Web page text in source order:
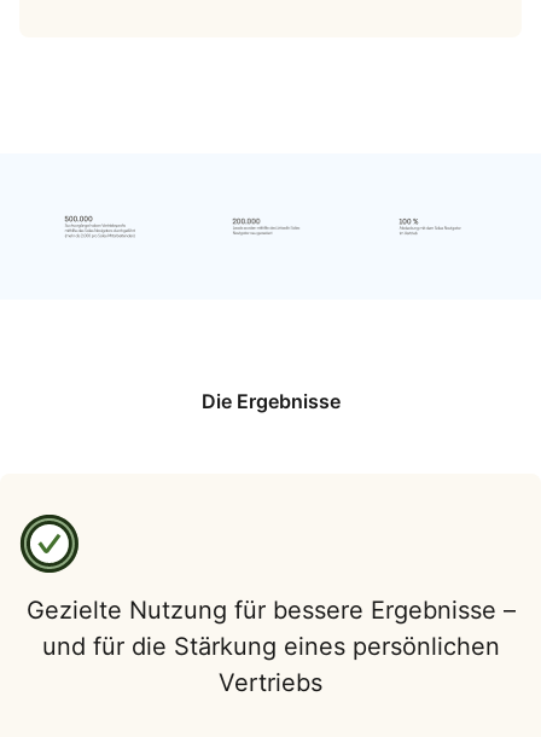
Die Ergebnisse
Gezielte Nutzung für bessere Ergebnisse –
und für die Stärkung eines persönlichen
Vertriebs